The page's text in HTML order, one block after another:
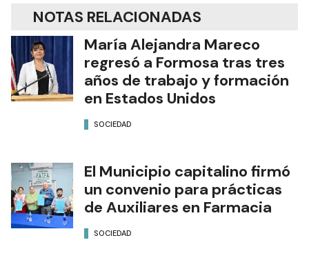
NOTAS RELACIONADAS
María Alejandra Mareco
regresó a Formosa tras tres
años de trabajo y formación
en Estados Unidos
SOCIEDAD
El Municipio capitalino firmó
un convenio para prácticas
de Auxiliares en Farmacia
SOCIEDAD